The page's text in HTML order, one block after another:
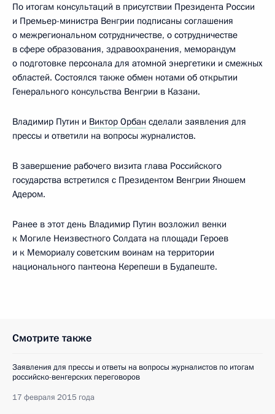
По итогам консультаций в присутствии Президента России
и Премьер-министра Венгрии подписаны соглашения
о межрегиональном сотрудничестве, о сотрудничестве
в сфере образования, здравоохранения, меморандум
о подготовке персонала для атомной энергетики и смежных
областей. Состоялся также обмен нотами об открытии
Генерального консульства Венгрии в Казани.
Владимир Путин и Виктор Орбан сделали заявления для
прессы и ответили на вопросы журналистов.
В завершение рабочего визита глава Российского
государства встретился с Президентом Венгрии Яношем
Адером.
Ранее в этот день Владимир Путин возложил венки
к Могиле Неизвестного Солдата на площади Героев
и к Мемориалу советским воинам на территории
национального пантеона Керепеши в Будапеште.
Смотрите также
Заявления для прессы и ответы на вопросы журналистов по итогам
российско-венгерских переговоров
17 февраля 2015 года